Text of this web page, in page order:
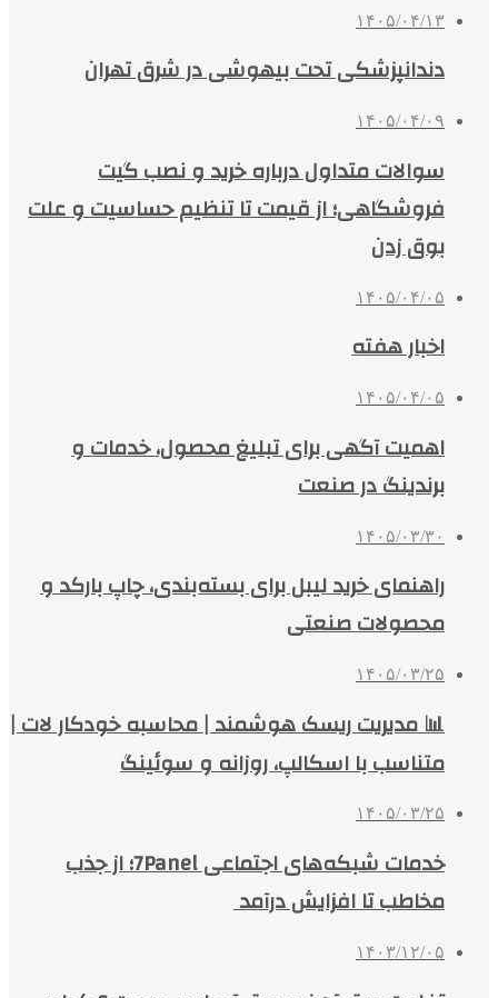
۱۴۰۵/۰۴/۱۳
دندانپزشکی تحت بیهوشی در شرق تهران
۱۴۰۵/۰۴/۰۹
سوالات متداول درباره خرید و نصب گیت
فروشگاهی؛ از قیمت تا تنظیم حساسیت و علت
بوق زدن
۱۴۰۵/۰۴/۰۵
اخبار هفته
۱۴۰۵/۰۴/۰۵
اهمیت آگهی برای تبلیغ محصول، خدمات و
برندینگ در صنعت
۱۴۰۵/۰۳/۳۰
راهنمای خرید لیبل برای بسته‌بندی، چاپ بارکد و
محصولات صنعتی
۱۴۰۵/۰۳/۲۵
📊 مدیریت ریسک هوشمند | محاسبه خودکار لات |
متناسب با اسکالپ، روزانه و سوئینگ
۱۴۰۵/۰۳/۲۵
خدمات شبکه‌های اجتماعی 7Panel؛ از جذب
مخاطب تا افزایش درآمد
۱۴۰۳/۱۲/۰۵